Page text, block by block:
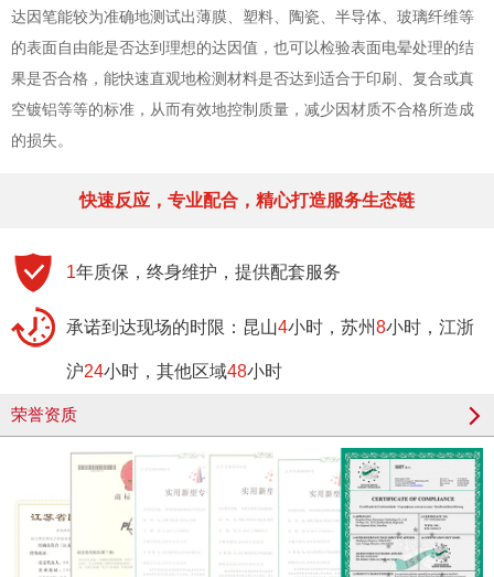
达因笔能较为准确地测试出薄膜、塑料、陶瓷、半导体、玻璃纤维等
的表面自由能是否达到理想的达因值，也可以检验表面电晕处理的结
果是否合格，能快速直观地检测材料是否达到适合于印刷、复合或真
空镀铝等等的标准，从而有效地控制质量，减少因材质不合格所造成
的损失。
快速反应，专业配合，精心打造服务生态链
1年质保，终身维护，提供配套服务
承诺到达现场的时限：昆山4小时，苏州8小时，江浙
沪24小时，其他区域48小时
荣誉资质